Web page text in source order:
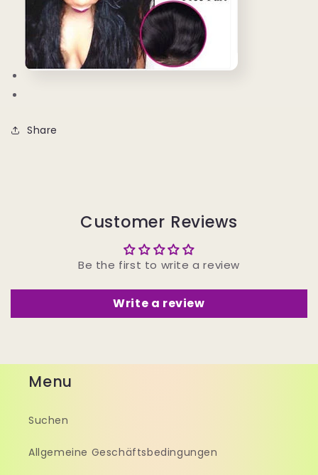
Share
Customer Reviews
Be the first to write a review
Write a review
Menu
Suchen
Allgemeine Geschäftsbedingungen